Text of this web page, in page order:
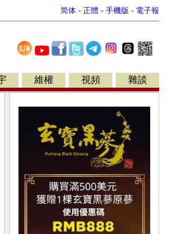
简体 - 正體 - 手機版 - 電子報
維權 視頻 雜談